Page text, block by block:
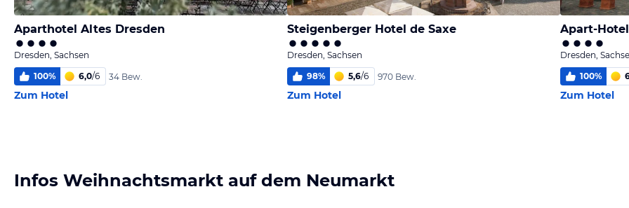
Aparthotel Altes Dresden
Dresden, Sachsen
100% 6,0/6 34 Bew.
Zum Hotel
Steigenberger Hotel de Saxe
Dresden, Sachsen
98% 5,6/6 970 Bew.
Zum Hotel
Apart-
Dresden,
100%
Zum Hotel
Infos Weihnachtsmarkt auf dem Neumarkt